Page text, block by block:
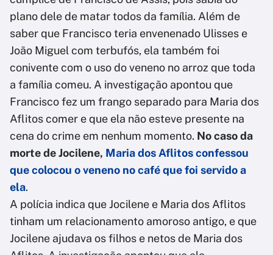
plano dele de matar todos da família. Além de
saber que Francisco teria envenenado Ulisses e
João Miguel com terbufós, ela também foi
conivente com o uso do veneno no arroz que toda
a família comeu. A investigação apontou que
Francisco fez um frango separado para Maria dos
Aflitos comer e que ela não esteve presente na
cena do crime em nenhum momento. No caso da
morte de Jocilene, Maria dos Aflitos confessou
que colocou o veneno no café que foi servido a
ela.
A polícia indica que Jocilene e Maria dos Aflitos
tinham um relacionamento amoroso antigo, e que
Jocilene ajudava os filhos e netos de Maria dos